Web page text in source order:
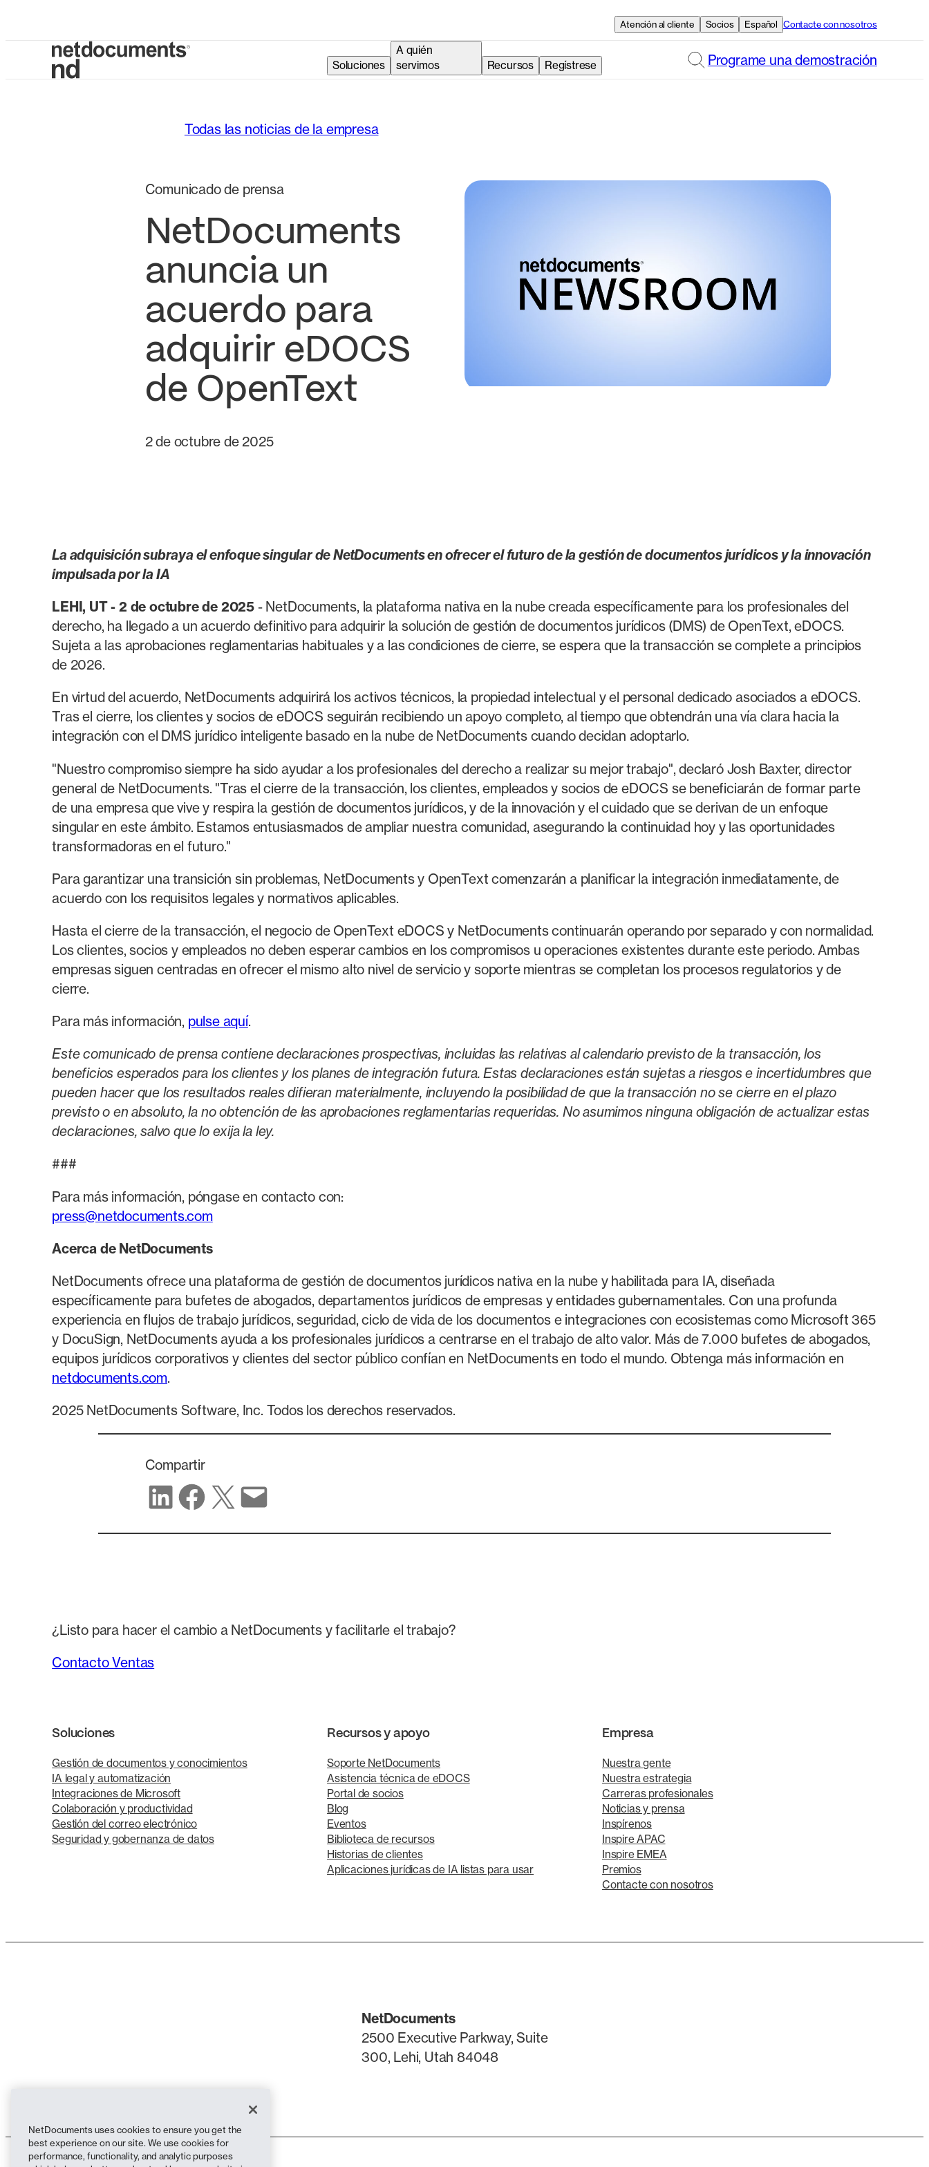
Atención al cliente Socios Español Contacte con nosotros
Soluciones
A quién
servimos
Recursos Regístrese Programe una demostración
Todas las noticias de la empresa
Comunicado de prensa
NetDocuments
anuncia un
acuerdo para
adquirir eDOCS
de OpenText
2 de octubre de 2025
La adquisición subraya el enfoque singular de NetDocuments en ofrecer el futuro de la gestión de documentos jurídicos y la innovación
impulsada por la IA
LEHI, UT - 2 de octubre de 2025 - NetDocuments, la plataforma nativa en la nube creada específicamente para los profesionales del
derecho, ha llegado a un acuerdo definitivo para adquirir la solución de gestión de documentos jurídicos (DMS) de OpenText, eDOCS.
Sujeta a las aprobaciones reglamentarias habituales y a las condiciones de cierre, se espera que la transacción se complete a principios
de 2026.
En virtud del acuerdo, NetDocuments adquirirá los activos técnicos, la propiedad intelectual y el personal dedicado asociados a eDOCS.
Tras el cierre, los clientes y socios de eDOCS seguirán recibiendo un apoyo completo, al tiempo que obtendrán una vía clara hacia la
integración con el DMS jurídico inteligente basado en la nube de NetDocuments cuando decidan adoptarlo.
"Nuestro compromiso siempre ha sido ayudar a los profesionales del derecho a realizar su mejor trabajo", declaró Josh Baxter, director
general de NetDocuments. "Tras el cierre de la transacción, los clientes, empleados y socios de eDOCS se beneficiarán de formar parte
de una empresa que vive y respira la gestión de documentos jurídicos, y de la innovación y el cuidado que se derivan de un enfoque
singular en este ámbito. Estamos entusiasmados de ampliar nuestra comunidad, asegurando la continuidad hoy y las oportunidades
transformadoras en el futuro."
Para garantizar una transición sin problemas, NetDocuments y OpenText comenzarán a planificar la integración inmediatamente, de
acuerdo con los requisitos legales y normativos aplicables.
Hasta el cierre de la transacción, el negocio de OpenText eDOCS y NetDocuments continuarán operando por separado y con normalidad.
Los clientes, socios y empleados no deben esperar cambios en los compromisos u operaciones existentes durante este periodo. Ambas
empresas siguen centradas en ofrecer el mismo alto nivel de servicio y soporte mientras se completan los procesos regulatorios y de
cierre.
Para más información, pulse aquí.
Este comunicado de prensa contiene declaraciones prospectivas, incluidas las relativas al calendario previsto de la transacción, los
beneficios esperados para los clientes y los planes de integración futura. Estas declaraciones están sujetas a riesgos e incertidumbres que
pueden hacer que los resultados reales difieran materialmente, incluyendo la posibilidad de que la transacción no se cierre en el plazo
previsto o en absoluto, la no obtención de las aprobaciones reglamentarias requeridas. No asumimos ninguna obligación de actualizar estas
declaraciones, salvo que lo exija la ley.
###
Para más información, póngase en contacto con:
press@netdocuments.com
Acerca de NetDocuments
NetDocuments ofrece una plataforma de gestión de documentos jurídicos nativa en la nube y habilitada para IA, diseñada
específicamente para bufetes de abogados, departamentos jurídicos de empresas y entidades gubernamentales. Con una profunda
experiencia en flujos de trabajo jurídicos, seguridad, ciclo de vida de los documentos e integraciones con ecosistemas como Microsoft 365
y DocuSign, NetDocuments ayuda a los profesionales jurídicos a centrarse en el trabajo de alto valor. Más de 7.000 bufetes de abogados,
equipos jurídicos corporativos y clientes del sector público confían en NetDocuments en todo el mundo. Obtenga más información en
netdocuments.com.
2025 NetDocuments Software, Inc. Todos los derechos reservados.
Compartir
Compartir en LinkedIn
Compartir en Facebook
Compartir en X Compartir por correo electrónico
¿Listo para hacer el cambio a NetDocuments y facilitarle el trabajo?
Contacto Ventas
Soluciones
Gestión de documentos y conocimientos
IA legal y automatización
Integraciones de Microsoft
Colaboración y productividad
Gestión del correo electrónico
Seguridad y gobernanza de datos
Recursos y apoyo
Soporte NetDocuments
Asistencia técnica de eDOCS
Portal de socios
Blog
Eventos
Biblioteca de recursos
Historias de clientes
Aplicaciones jurídicas de IA listas para usar
Empresa
Nuestra gente
Nuestra estrategia
Carreras profesionales
Noticias y prensa
Inspírenos
Inspire APAC
Inspire EMEA
Premios
Contacte con nosotros
NetDocuments
2500 Executive Parkway, Suite
300, Lehi, Utah 84048
NetDocuments uses cookies to ensure you get the
best experience on our site. We use cookies for
performance, functionality, and analytic purposes